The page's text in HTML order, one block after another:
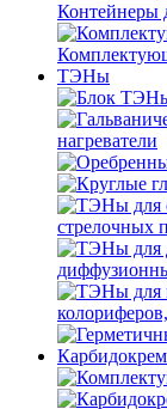
Контейнеры
ТЭНы
нагреватели
стрелочных